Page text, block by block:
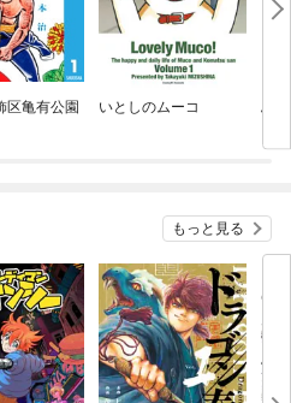
区亀有公園
いとしのムーコ ぶ
もっと見る